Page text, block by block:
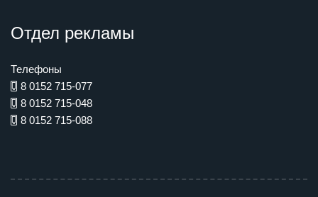
Отдел рекламы
Телефоны
8 0152 715-077
8 0152 715-048
8 0152 715-088